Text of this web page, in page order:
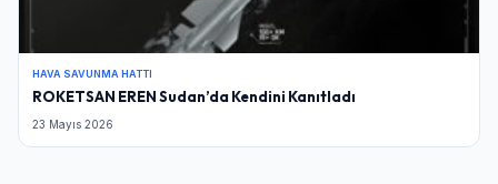
HAVA SAVUNMA HATTI
ROKETSAN EREN Sudan’da Kendini Kanıtladı
23 Mayıs 2026